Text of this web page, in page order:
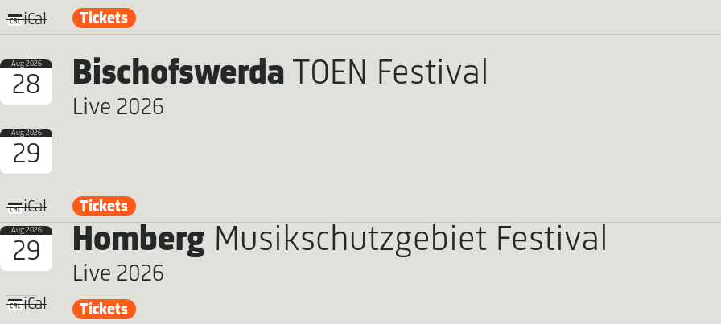
iCal Tickets
Aug 2026
28
Aug 2026
29
iCal
Bischofswerda TOEN Festival
Live 2026
Tickets
Aug 2026
29
iCal
Homberg Musikschutzgebiet Festival
Live 2026
Tickets